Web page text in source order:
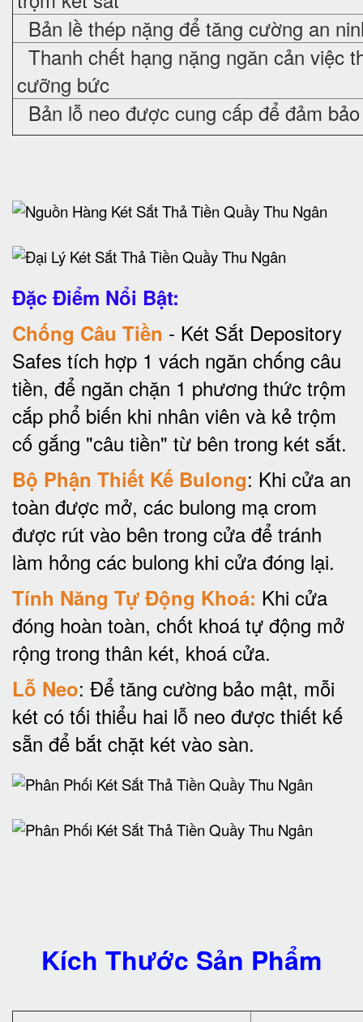
Bản lề thép nặng để tăng cường an
Thanh chết hạng nặng ngăn cản việc
cưỡng bức
Bản lỗ neo được cung cấp để đảm
Đặc Điểm Nổi Bật:
Chống Câu Tiền - Két Sắt Depository
Safes tích hợp 1 vách ngăn chống câu
tiền, để ngăn chặn 1 phương thức trộm
cắp phổ biến khi nhân viên và kẻ trộm
cố gắng "câu tiền" từ bên trong két sắt.
Bộ Phận Thiết Kế Bulong: Khi cửa an
toàn được mở, các bulong mạ crom
được rút vào bên trong cửa để tránh
làm hỏng các bulong khi cửa đóng lại.
Tính Năng Tự Động Khoá: Khi cửa
đóng hoàn toàn, chốt khoá tự động mở
rộng trong thân két, khoá cửa.
Lỗ Neo: Để tăng cường bảo mật, mỗi
két có tối thiểu hai lỗ neo được thiết kế
sẵn để bắt chặt két vào sàn.
Kích Thước Sản Phẩm